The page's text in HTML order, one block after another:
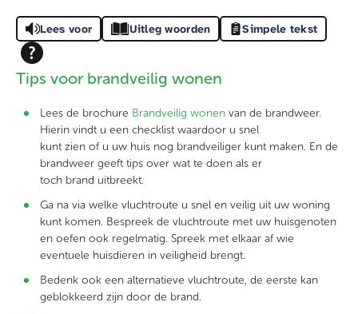
Lees voor Uitleg woorden Simpele tekst
Tips voor brandveilig wonen
Lees de brochure Brandveilig wonen van de brandweer.
Hierin vindt u een checklist waardoor u snel
kunt zien of u uw huis nog brandveiliger kunt maken. En de
brandweer geeft tips over wat te doen als er
toch brand uitbreekt.
Ga na via welke vluchtroute u snel en veilig uit uw woning
kunt komen. Bespreek de vluchtroute met uw huisgenoten
en oefen ook regelmatig. Spreek met elkaar af wie
eventuele huisdieren in veiligheid brengt.
Bedenk ook een alternatieve vluchtroute, de eerste kan
geblokkeerd zijn door de brand.